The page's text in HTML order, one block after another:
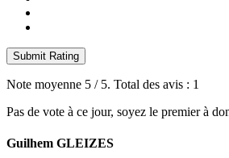
Submit Rating
Note moyenne 5 / 5. Total des avis : 1
Pas de vote à ce jour, soyez le premier à
Guilhem GLEIZES